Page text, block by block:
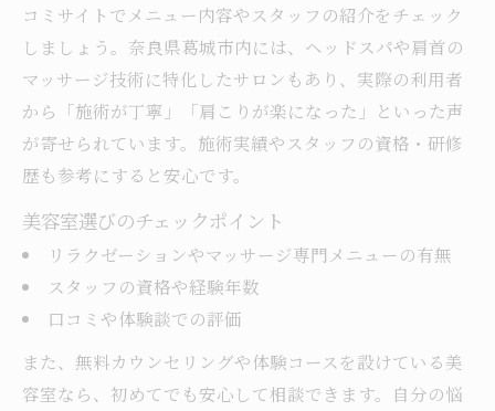
コミサイトでメニュー内容やスタッフの紹介をチェック
しましょう。奈良県葛城市内には、ヘッドスパや肩首の
マッサージ技術に特化したサロンもあり、実際の利用者
から「施術が丁寧」「肩こりが楽になった」といった声
が寄せられています。施術実績やスタッフの資格・研修
歴も参考にすると安心です。
美容室選びのチェックポイント
リラクゼーションやマッサージ専門メニューの有無
スタッフの資格や経験年数
口コミや体験談での評価
また、無料カウンセリングや体験コースを設けている美
容室なら、初めてでも安心して相談できます。自分の悩